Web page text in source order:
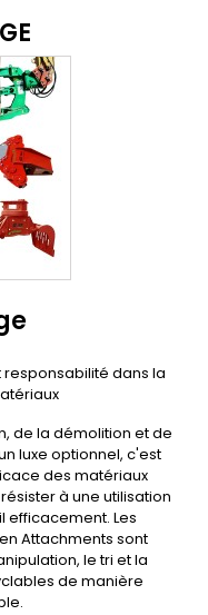
dans la
de la démolition et de
luxe optionnel, c'est
des matériaux
à une utilisation
efficacement. Les
Attachments sont
le tri et la
de manière